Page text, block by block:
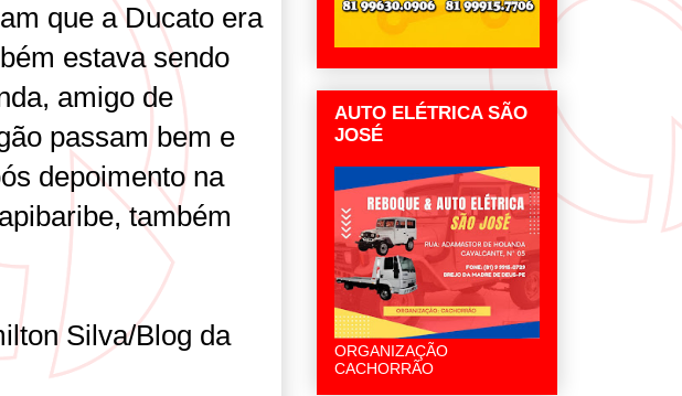
que a Ducato era
estava sendo
amigo de
passam bem e
depoimento na
também
Silva/Blog da
AUTO ELÉTRICA SÃO
JOSÉ
ORGANIZAÇÃO
CACHORRÃO